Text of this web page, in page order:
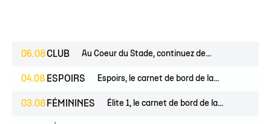
06.08CLUB Au Coeur du Stade, continuez de...
04.08 ESPOIRS Espoirs, le carnet de bord de la...
03.08 FÉMININES Élite 1, le carnet de bord de la...